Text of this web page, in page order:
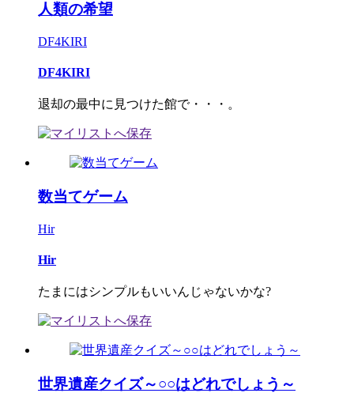
人類の希望
DF4KIRI
DF4KIRI
退却の最中に見つけた館で・・・。
数当てゲーム
Hir
Hir
たまにはシンプルもいいんじゃないかな?
世界遺産クイズ～○○はどれでしょう～